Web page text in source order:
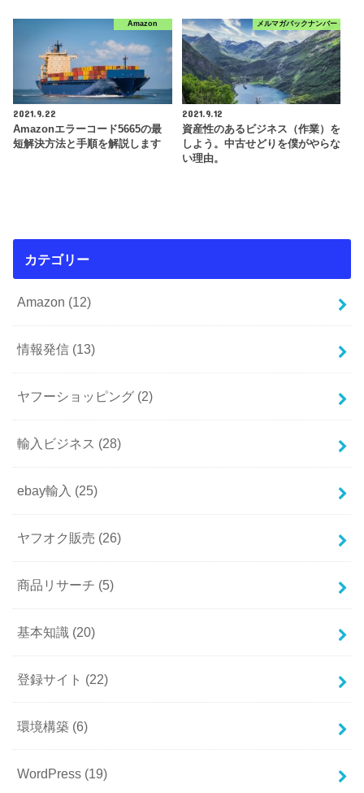
Amazon
2021.9.22
Amazonエラーコード5665の最
短解決方法と手順を解説します
メルマガバックナンバー
2021.9.12
資産性のあるビジネス（作業）を
しよう。中古せどりを僕がやらな
い理由。
カテゴリー
Amazon (12)
情報発信 (13)
ヤフーショッピング (2)
輸入ビジネス (28)
ebay輸入 (25)
ヤフオク販売 (26)
商品リサーチ (5)
基本知識 (20)
登録サイト (22)
環境構築 (6)
WordPress (19)